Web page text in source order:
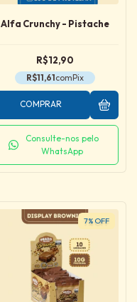
Alfa Crunchy - Pistache
R$12,90
R$11,61comPix
COMPRAR
Consulte-nos pelo
WhatsApp
7% OFF